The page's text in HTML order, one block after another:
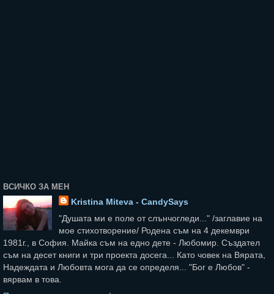
ВСИЧКО ЗА МЕН
Kristina Miteva - CandySays
"Душата ми е поле от слънчогледи..." /заглавие на
мое стихотворение/ Родена съм на 4 декември
1981г., в София. Майка съм на едно дете - Любомир. Създател
съм на десет книги и три проекта досега... Като човек на Вярата,
Надеждата и Любовта мога да се определя... "Бог е Любов" -
вярвам в това.